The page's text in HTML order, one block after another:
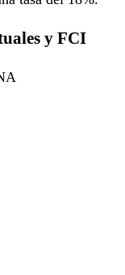
y FCI